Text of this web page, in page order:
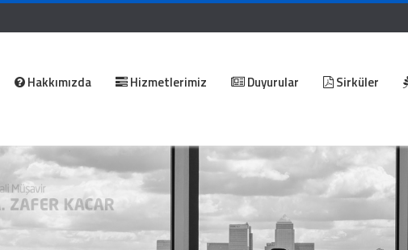
Hakkımızda Hizmetlerimiz Duyurular Sirküler